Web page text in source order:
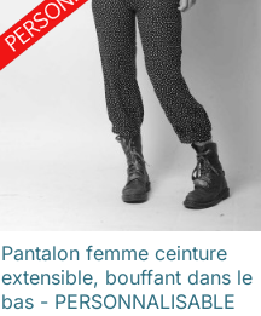
 Aperçu rapide
Pantalon femme ceinture
extensible, bouffant dans le
bas - PERSONNALISABLE